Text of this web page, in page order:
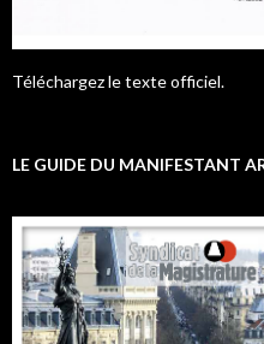
Téléchargez le texte officiel.
LE GUIDE DU MANIFESTANT